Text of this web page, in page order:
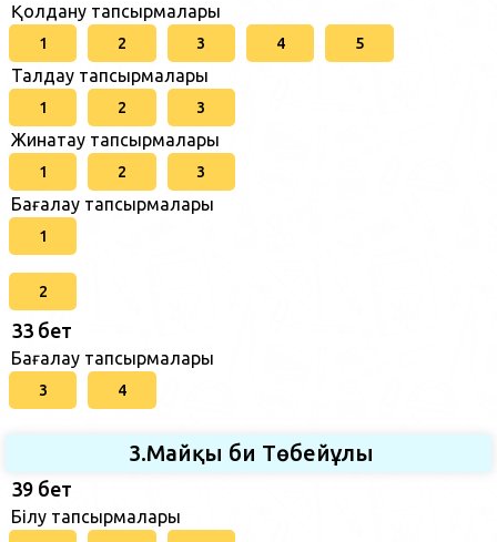
Қолдану тапсырмалары
1 2 3 4 5
Талдау тапсырмалары
1 2 3
Жинақтау тапсырмалары
1 2 3
Бағалау тапсырмалары
1
2
33 бет
Бағалау тапсырмалары
3 4
3.Майқы би Төбейұлы
39 бет
Білу тапсырмалары